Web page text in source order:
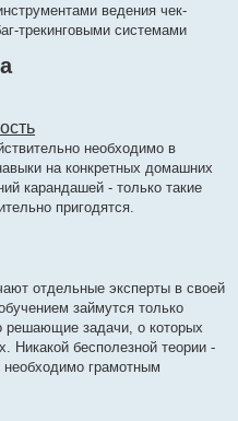
ведения чек-
трекинговыми системами
необходимо в
на конкретных домашних
карандашей - только такие
пригодятся.
отдельные эксперты в своей
займутся только
решающие задачи, о которых
Никакой бесполезной теории -
необходимо грамотным